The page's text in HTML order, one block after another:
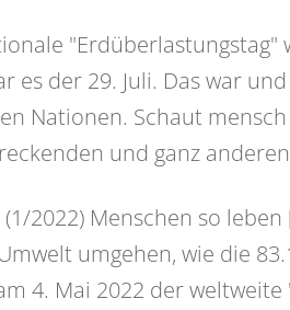
"Erdüberlastungstag"
es der 29. Juli. Das war
Nationen. Schaut
und ganz
2022) Menschen so leben
umgehen, wie die
4. Mai 2022 der weltweite